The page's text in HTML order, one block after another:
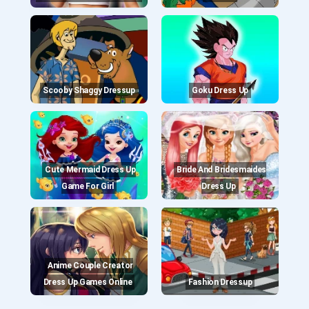
Scooby Shaggy Dressup Goku Dress Up
Cute Mermaid Dress Up
Game For Girl
Bride And Bridesmaides
Dress Up
Anime Couple Creator
Dress Up Games Online
Fashion Dressup